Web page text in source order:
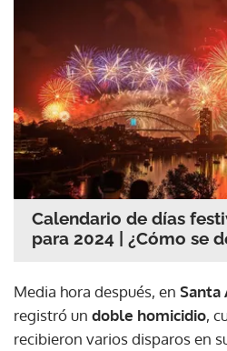
Calendario de días
para 2024 | ¿Cómo se
Media hora después, en Santa
registró un doble homicidio,
recibieron varios disparos en